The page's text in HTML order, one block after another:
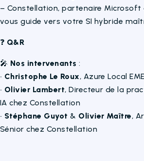
– Constellation, partenaire Microsoft
vous guide vers votre SI hybride
❓ Q&R
🎤 Nos intervenants :​
• Christophe Le Roux, Azure Local
• Olivier Lambert, Directeur de la
IA chez Constellation​
• Stéphane Guyot & Olivier Maître,
Sénior chez Constellation​